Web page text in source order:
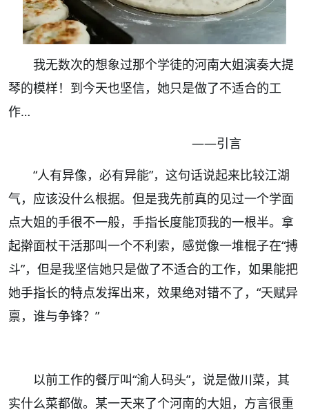
我无数次的想象过那个学徒的河南大姐演奏大提
琴的模样！到今天也坚信，她只是做了不适合的工
作…
——引言
“人有异像，必有异能”，这句话说起来比较江湖
气，应该没什么根据。但是我先前真的见过一个学面
点大姐的手很不一般，手指长度能顶我的一根半。拿
起擀面杖干活那叫一个不利索，感觉像一堆棍子在“搏
斗”，但是我坚信她只是做了不适合的工作，如果能把
她手指长的特点发挥出来，效果绝对错不了，“天赋异
禀，谁与争锋？”
以前工作的餐厅叫“渝人码头”，说是做川菜，其
实什么菜都做。某一天来了个河南的大姐，方言很重